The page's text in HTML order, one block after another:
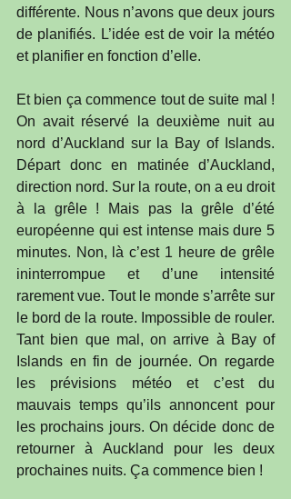
différente. Nous n’avons que deux jours
de planifiés. L’idée est de voir la météo
et planifier en fonction d’elle.
Et bien ça commence tout de suite mal !
On avait réservé la deuxième nuit au
nord d’Auckland sur la Bay of Islands.
Départ donc en matinée d’Auckland,
direction nord. Sur la route, on a eu droit
à la grêle ! Mais pas la grêle d’été
européenne qui est intense mais dure 5
minutes. Non, là c’est 1 heure de grêle
ininterrompue et d’une intensité
rarement vue. Tout le monde s’arrête sur
le bord de la route. Impossible de rouler.
Tant bien que mal, on arrive à Bay of
Islands en fin de journée. On regarde
les prévisions météo et c’est du
mauvais temps qu’ils annoncent pour
les prochains jours. On décide donc de
retourner à Auckland pour les deux
prochaines nuits. Ça commence bien !